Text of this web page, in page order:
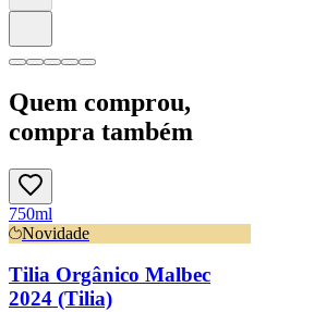
Quem comprou,
compra também
750ml
Novidade
Tilia Orgânico Malbec
2024 (Tilia)